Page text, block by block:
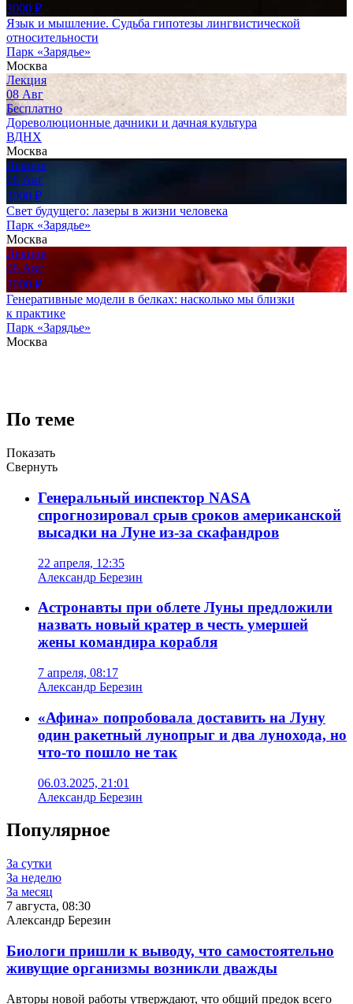
3000 ₽
Язык и мышление. Судьба гипотезы лингвистической
относительности
Парк «Зарядье»
Москва
Лекция
08 Авг
Бесплатно
Дореволюционные дачники и дачная культура
ВДНХ
Москва
Лекция
08 Авг
3000 ₽
Свет будущего: лазеры в жизни человека
Парк «Зарядье»
Москва
Лекция
08 Авг
3000 ₽
Генеративные модели в белках: насколько мы близки
к практике
Парк «Зарядье»
Москва
По теме
Показать
Свернуть
Генеральный инспектор NASA
спрогнозировал срыв сроков американской
высадки на Луне из-за скафандров
22 апреля, 12:35
Александр Березин
Астронавты при облете Луны предложили
назвать новый кратер в честь умершей
жены командира корабля
7 апреля, 08:17
Александр Березин
«Афина» попробовала доставить на Луну
один ракетный лунопрыг и два лунохода, но
что-то пошло не так
06.03.2025, 21:01
Александр Березин
Популярное
За сутки
За неделю
За месяц
7 августа, 08:30
Александр Березин
Биологи пришли к выводу, что самостоятельно
живущие организмы возникли дважды
Авторы новой работы утверждают, что общий предок всего